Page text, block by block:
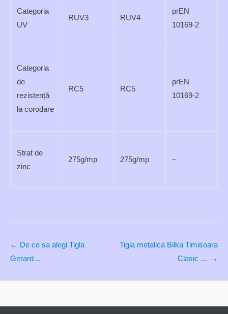
Categoria
UV
RUV3 RUV4
prEN
10169-2
Categoria
de
rezistență
la corodare
RC5 RC5
prEN
10169-2
Strat de
zinc
275g/mp 275g/mp –
Post
navigation
← De ce sa alegi Tigla
Gerard…
Tigla metalica Bilka Timisoara
Clasic … →